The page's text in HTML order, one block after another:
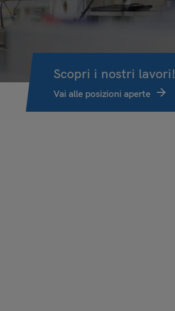
Scopri i nostri lavori!
Vai alle posizioni aperte